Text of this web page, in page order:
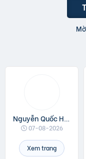
Nguyễn Quốc Huân
07-08-2026
Xem trang